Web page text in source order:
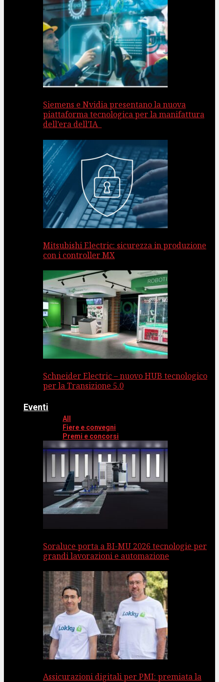
Siemens e Nvidia presentano la nuova
piattaforma tecnologica per la manifattura
dell’era dell’IA
Mitsubishi Electric: sicurezza in produzione
con i controller MX
Schneider Electric – nuovo HUB tecnologico
per la Transizione 5.0
Eventi
All
Fiere e convegni
Premi e concorsi
Soraluce porta a BI-MU 2026 tecnologie per
grandi lavorazioni e automazione
Assicurazioni digitali per PMI: premiata la